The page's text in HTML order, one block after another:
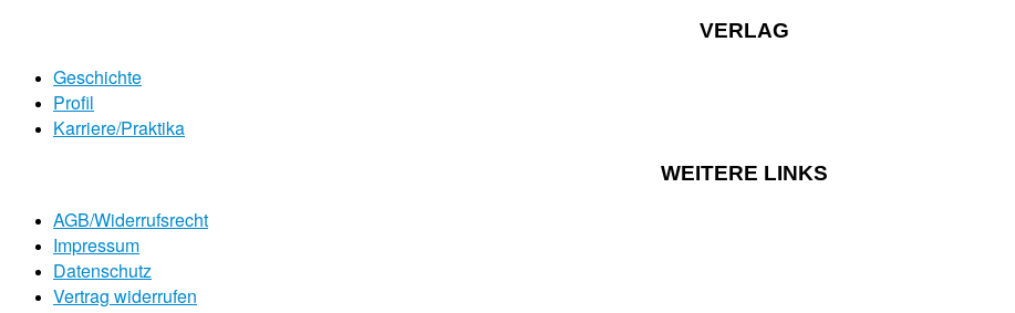
VERLAG
Geschichte
Profil
Karriere/Praktika
WEITERE LINKS
AGB/Widerrufsrecht
Impressum
Datenschutz
Vertrag widerrufen